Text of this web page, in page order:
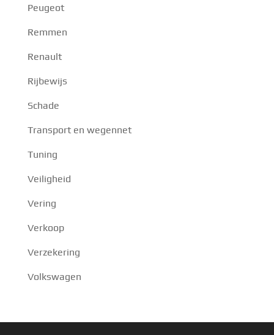
Peugeot
Remmen
Renault
Rijbewijs
Schade
Transport en wegennet
Tuning
Veiligheid
Vering
Verkoop
Verzekering
Volkswagen